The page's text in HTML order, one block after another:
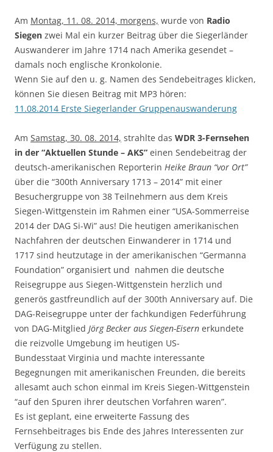
Am Montag, 11. 08. 2014, morgens, wurde von Radio
Siegen zwei Mal ein kurzer Beitrag über die Siegerländer
Auswanderer im Jahre 1714 nach Amerika gesendet –
damals noch englische Kronkolonie.
Wenn Sie auf den u. g. Namen des Sendebeitrages klicken,
können Sie diesen Beitrag mit MP3 hören:
11.08.2014 Erste Siegerlander Gruppenauswanderung
Am Samstag, 30. 08. 2014, strahlte das WDR 3-Fernsehen
in der “Aktuellen Stunde – AKS” einen Sendebeitrag der
deutsch-amerikanischen Reporterin Heike Braun “vor Ort”
über die “300th Anniversary 1713 – 2014” mit einer
Besuchergruppe von 38 Teilnehmern aus dem Kreis
Siegen-Wittgenstein im Rahmen einer “USA-Sommerreise
2014 der DAG Si-Wi” aus! Die heutigen amerikanischen
Nachfahren der deutschen Einwanderer in 1714 und
1717 sind heutzutage in der amerikanischen “Germanna
Foundation” organisiert und nahmen die deutsche
Reisegruppe aus Siegen-Wittgenstein herzlich und
generös gastfreundlich auf der 300th Anniversary auf. Die
DAG-Reisegruppe unter der fachkundigen Federführung
von DAG-Mitglied Jörg Becker aus Siegen-Eisern erkundete
die reizvolle Umgebung im heutigen US-
Bundesstaat Virginia und machte interessante
Begegnungen mit amerikanischen Freunden, die bereits
allesamt auch schon einmal im Kreis Siegen-Wittgenstein
“auf den Spuren ihrer deutschen Vorfahren waren”.
Es ist geplant, eine erweiterte Fassung des
Fernsehbeitrages bis Ende des Jahres Interessenten zur
Verfügung zu stellen.